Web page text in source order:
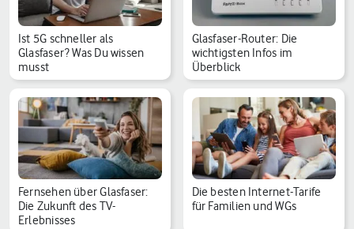
Ist 5G schneller als
Glasfaser? Was Du wissen
musst
Glasfaser-Router: Die
wichtigsten Infos im
Überblick
Fernsehen über Glasfaser:
Die Zukunft des TV-
Erlebnisses
Die besten Internet-Tarife
für Familien und WGs